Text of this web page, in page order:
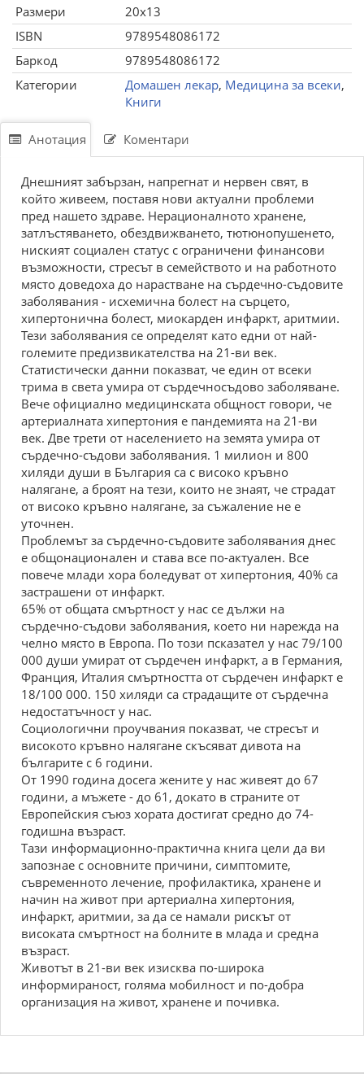
Размери
20x13
ISBN
9789548086172
Баркод
9789548086172
Категории
Домашен лекар, Медицина за всеки,
Книги
Анотация Коментари
Днешният забързан, напрегнат и нервен свят, в
който живеем, поставя нови актуални проблеми
пред нашето здраве. Нерационалното хранене,
затлъстяването, обездвижването, тютюнопушенето,
ниският социален статус с ограничени финансови
възможности, стресът в семейството и на работното
място доведоха до нарастване на сърдечно-съдовите
заболявания - исхемична болест на сърцето,
хипертонична болест, миокарден инфаркт, аритмии.
Тези заболявания се определят като едни от най-
големите предизвикателства на 21-ви век.
Статистически данни показват, че един от всеки
трима в света умира от сърдечносъдово заболяване.
Вече официално медицинската общност говори, че
артериалната хипертония е пандемията на 21-ви
век. Две трети от населението на земята умира от
сърдечно-съдови заболявания. 1 милион и 800
хиляди души в България са с високо кръвно
налягане, а броят на тези, които не знаят, че страдат
от високо кръвно налягане, за съжаление не е
уточнен.
Проблемът за сърдечно-съдовите заболявания днес
е общонационален и става все по-актуален. Все
повече млади хора боледуват от хипертония, 40% са
застрашени от инфаркт.
65% от общата смъртност у нас се дължи на
сърдечно-съдови заболявания, което ни нарежда на
челно място в Европа. По този псказател у нас 79/100
000 души умират от сърдечен инфаркт, а в Германия,
Франция, Италия смъртността от сърдечен инфаркт е
18/100 000. 150 хиляди са страдащите от сърдечна
недостатъчност у нас.
Социологични проучвания показват, че стресът и
високото кръвно налягане скъсяват дивота на
българите с 6 години.
От 1990 година досега жените у нас живеят до 67
години, а мъжете - до 61, докато в страните от
Европейския съюз хората достигат средно до 74-
годишна възраст.
Тази информационно-практична книга цели да ви
запознае с основните причини, симптомите,
съвременното лечение, профилактика, хранене и
начин на живот при артериална хипертония,
инфаркт, аритмии, за да се намали рискът от
високата смъртност на болните в млада и средна
възраст.
Животът в 21-ви век изисква по-широка
информираност, голяма мобилност и по-добра
организация на живот, хранене и почивка.